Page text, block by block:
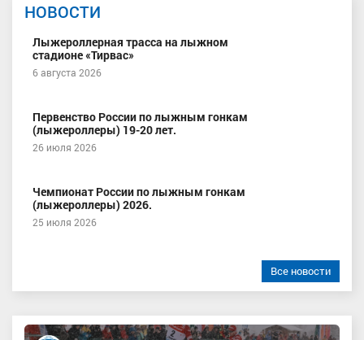
НОВОСТИ
Лыжероллерная трасса на лыжном
стадионе «Тирвас»
6 августа 2026
Первенство России по лыжным гонкам
(лыжероллеры) 19-20 лет.
26 июля 2026
Чемпионат России по лыжным гонкам
(лыжероллеры) 2026.
25 июля 2026
Все новости